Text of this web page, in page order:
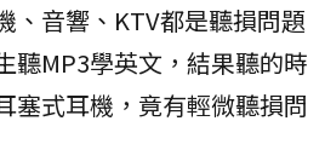
、音響、KTV都是聽損問題
聽MP3學英文，結果聽的時
塞式耳機，竟有輕微聽損問